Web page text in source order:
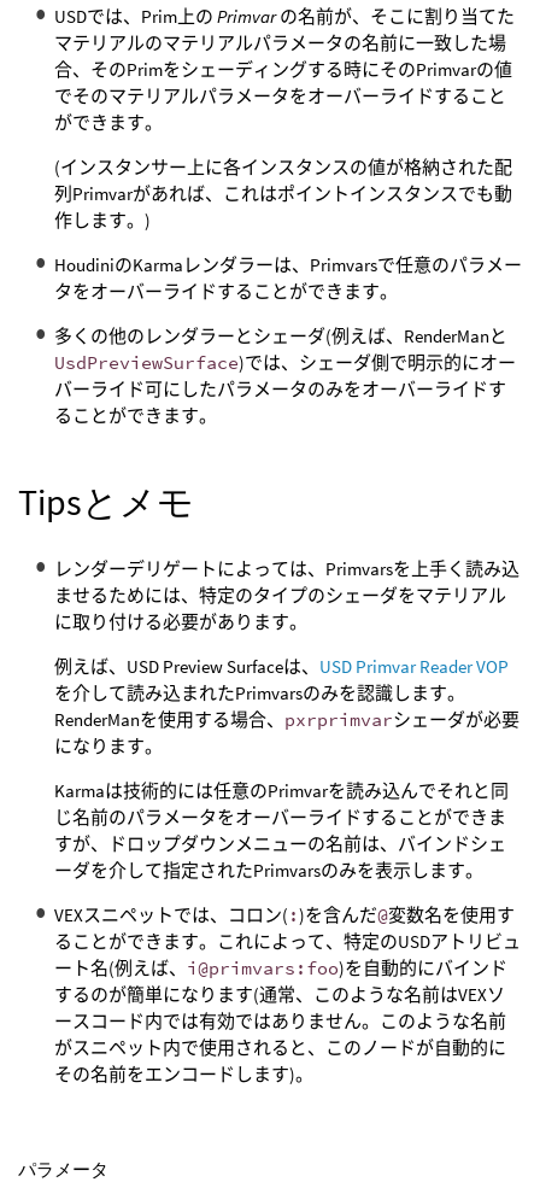
USDでは、Prim上の Primvarの名前が、そこに割り当てた
マテリアルのマテリアルパラメータの名前に一致した場
合、そのPrimをシェーディングする時にそのPrimvarの値
でそのマテリアルパラメータをオーバーライドすること
ができます。
(インスタンサー上に各インスタンスの値が格納された配
列Primvarがあれば、これはポイントインスタンスでも動
作します。)
HoudiniのKarmaレンダラーは、Primvarsで任意のパラメー
タをオーバーライドすることができます。
多くの他のレンダラーとシェーダ(例えば、RenderManと
UsdPreviewSurface)では、シェーダ側で明示的にオー
バーライド可にしたパラメータのみをオーバーライドす
ることができます。
Tipsとメモ
レンダーデリゲートによっては、Primvarsを上手く読み込
ませるためには、特定のタイプのシェーダをマテリアル
に取り付ける必要があります。
例えば、USD Preview Surfaceは、 USD Primvar Reader VOP
を介して読み込まれたPrimvarsのみを認識します。
RenderManを使用する場合、 pxrprimvarシェーダが必要
になります。
Karmaは技術的には任意のPrimvarを読み込んでそれと同
じ名前のパラメータをオーバーライドすることができま
すが、ドロップダウンメニューの名前は、バインドシェ
ーダを介して指定されたPrimvarsのみを表示します。
VEXスニペットでは、コロン( :)を含んだ@変数名を使用す
ることができます。これによって、特定のUSDアトリビュ
ート名(例えば、 i@primvars:foo)を自動的にバインド
するのが簡単になります(通常、このような名前はVEXソ
ースコード内では有効ではありません。このような名前
がスニペット内で使用されると、このノードが自動的に
その名前をエンコードします)。
パラメータ